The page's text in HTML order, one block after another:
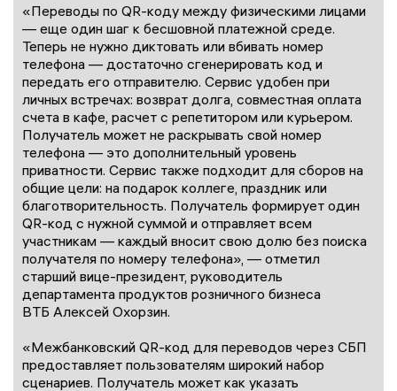
«Переводы по QR-коду между физическими лицами
— еще один шаг к бесшовной платежной среде.
Теперь не нужно диктовать или вбивать номер
телефона — достаточно сгенерировать код и
передать его отправителю. Сервис удобен при
личных встречах: возврат долга, совместная оплата
счета в кафе, расчет с репетитором или курьером.
Получатель может не раскрывать свой номер
телефона — это дополнительный уровень
приватности. Сервис также подходит для сборов на
общие цели: на подарок коллеге, праздник или
благотворительность. Получатель формирует один
QR-код с нужной суммой и отправляет всем
участникам — каждый вносит свою долю без поиска
получателя по номеру телефона», — отметил
старший вице-президент, руководитель
департамента продуктов розничного бизнеса
ВТБ Алексей Охорзин.
«Межбанковский QR-код для переводов через СБП
предоставляет пользователям широкий набор
сценариев. Получатель может как указать